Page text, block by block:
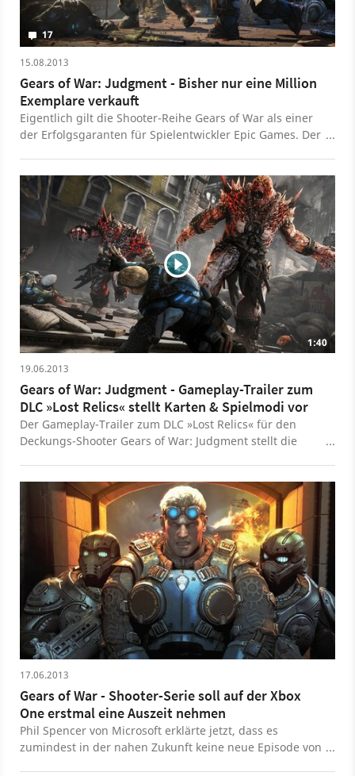
17
15.08.2013
Gears of War: Judgment - Bisher nur eine Million
Exemplare verkauft
Eigentlich gilt die Shooter-Reihe Gears of War als einer
der Erfolgsgaranten für Spielentwickler Epic Games. Der
Exemplare.
1:40
19.06.2013
Gears of War: Judgment - Gameplay-Trailer zum
DLC »Lost Relics« stellt Karten & Spielmodi vor
Der Gameplay-Trailer zum DLC »Lost Relics« für den
Deckungs-Shooter Gears of War: Judgment stellt die
17.06.2013
Gears of War - Shooter-Serie soll auf der Xbox
One erstmal eine Auszeit nehmen
Phil Spencer von Microsoft erklärte jetzt, dass es
zumindest in der nahen Zukunft keine neue Episode von